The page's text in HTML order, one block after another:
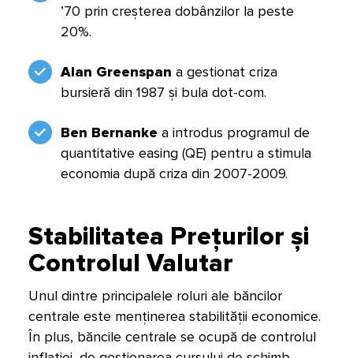
’70 prin creșterea dobânzilor la peste
20%.
Alan Greenspan a gestionat criza
bursieră din 1987 și bula dot-com.
Ben Bernanke a introdus programul de
quantitative easing (QE) pentru a stimula
economia după criza din 2007-2009.
Stabilitatea Prețurilor și
Controlul Valutar
Unul dintre principalele roluri ale băncilor
centrale este menținerea stabilității economice.
În plus, băncile centrale se ocupă de controlul